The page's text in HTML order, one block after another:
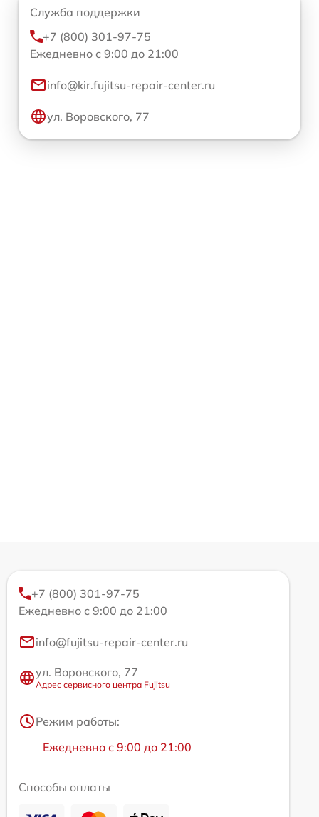
Служба поддержки
+7 (800) 301-97-75
Ежедневно с 9:00 до 21:00
info@kir.fujitsu-repair-center.ru
ул. Воровского, 77
+7 (800) 301-97-75
Ежедневно с 9:00 до 21:00
info@fujitsu-repair-center.ru
ул. Воровского, 77
Адрес сервисного центра Fujitsu
Режим работы:
Ежедневно с 9:00 до 21:00
Способы оплаты